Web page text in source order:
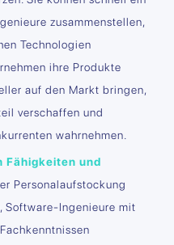
zusammenstellen,
Technologien
ihre Produkte
auf den Markt bringen,
verschaffen und
wahrnehmen.
Fähigkeiten und
Personalaufstockung
Software-Ingenieure mit